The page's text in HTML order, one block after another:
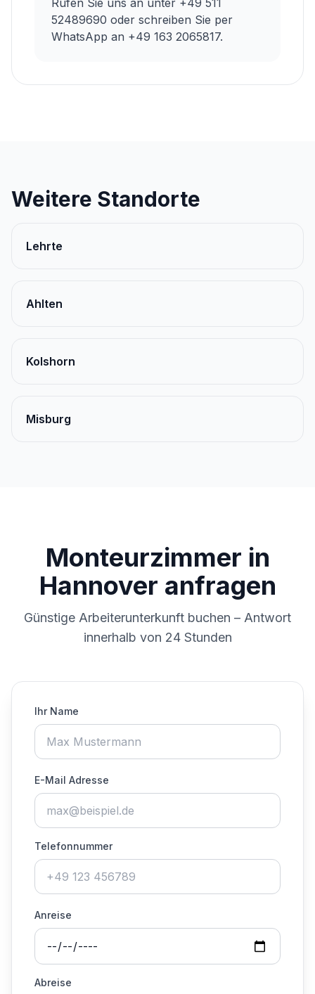
Rufen Sie uns an unter +49 511
52489690 oder schreiben Sie per
WhatsApp an +49 163 2065817.
Weitere Standorte
Lehrte
Ahlten
Kolshorn
Misburg
Monteurzimmer in
Hannover anfragen
Günstige Arbeiterunterkunft buchen – Antwort
innerhalb von 24 Stunden
Ihr Name
E-Mail Adresse
Telefonnummer
Anreise
Abreise